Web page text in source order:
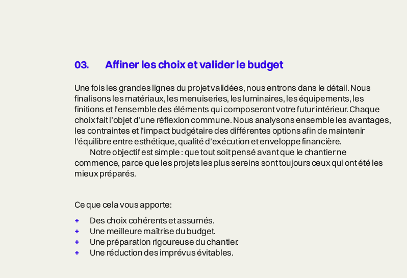
03. Affiner les choix et valider le budget
Une fois les grandes lignes du projet validées, nous entrons dans le détail. Nous
finalisons les matériaux, les menuiseries, les luminaires, les équipements, les
finitions et l’ensemble des éléments qui composeront votre futur intérieur. Chaque
choix fait l’objet d’une réflexion commune. Nous analysons ensemble les avantages,
les contraintes et l’impact budgétaire des différentes options afin de maintenir
l’équilibre entre esthétique, qualité d’exécution et enveloppe financière.
Notre objectif est simple : que tout soit pensé avant que le chantier ne
commence, parce que les projets les plus sereins sont toujours ceux qui ont été les
mieux préparés.
Ce que cela vous apporte:
Des choix cohérents et assumés.
Une meilleure maîtrise du budget.
Une préparation rigoureuse du chantier.
Une réduction des imprévus évitables.